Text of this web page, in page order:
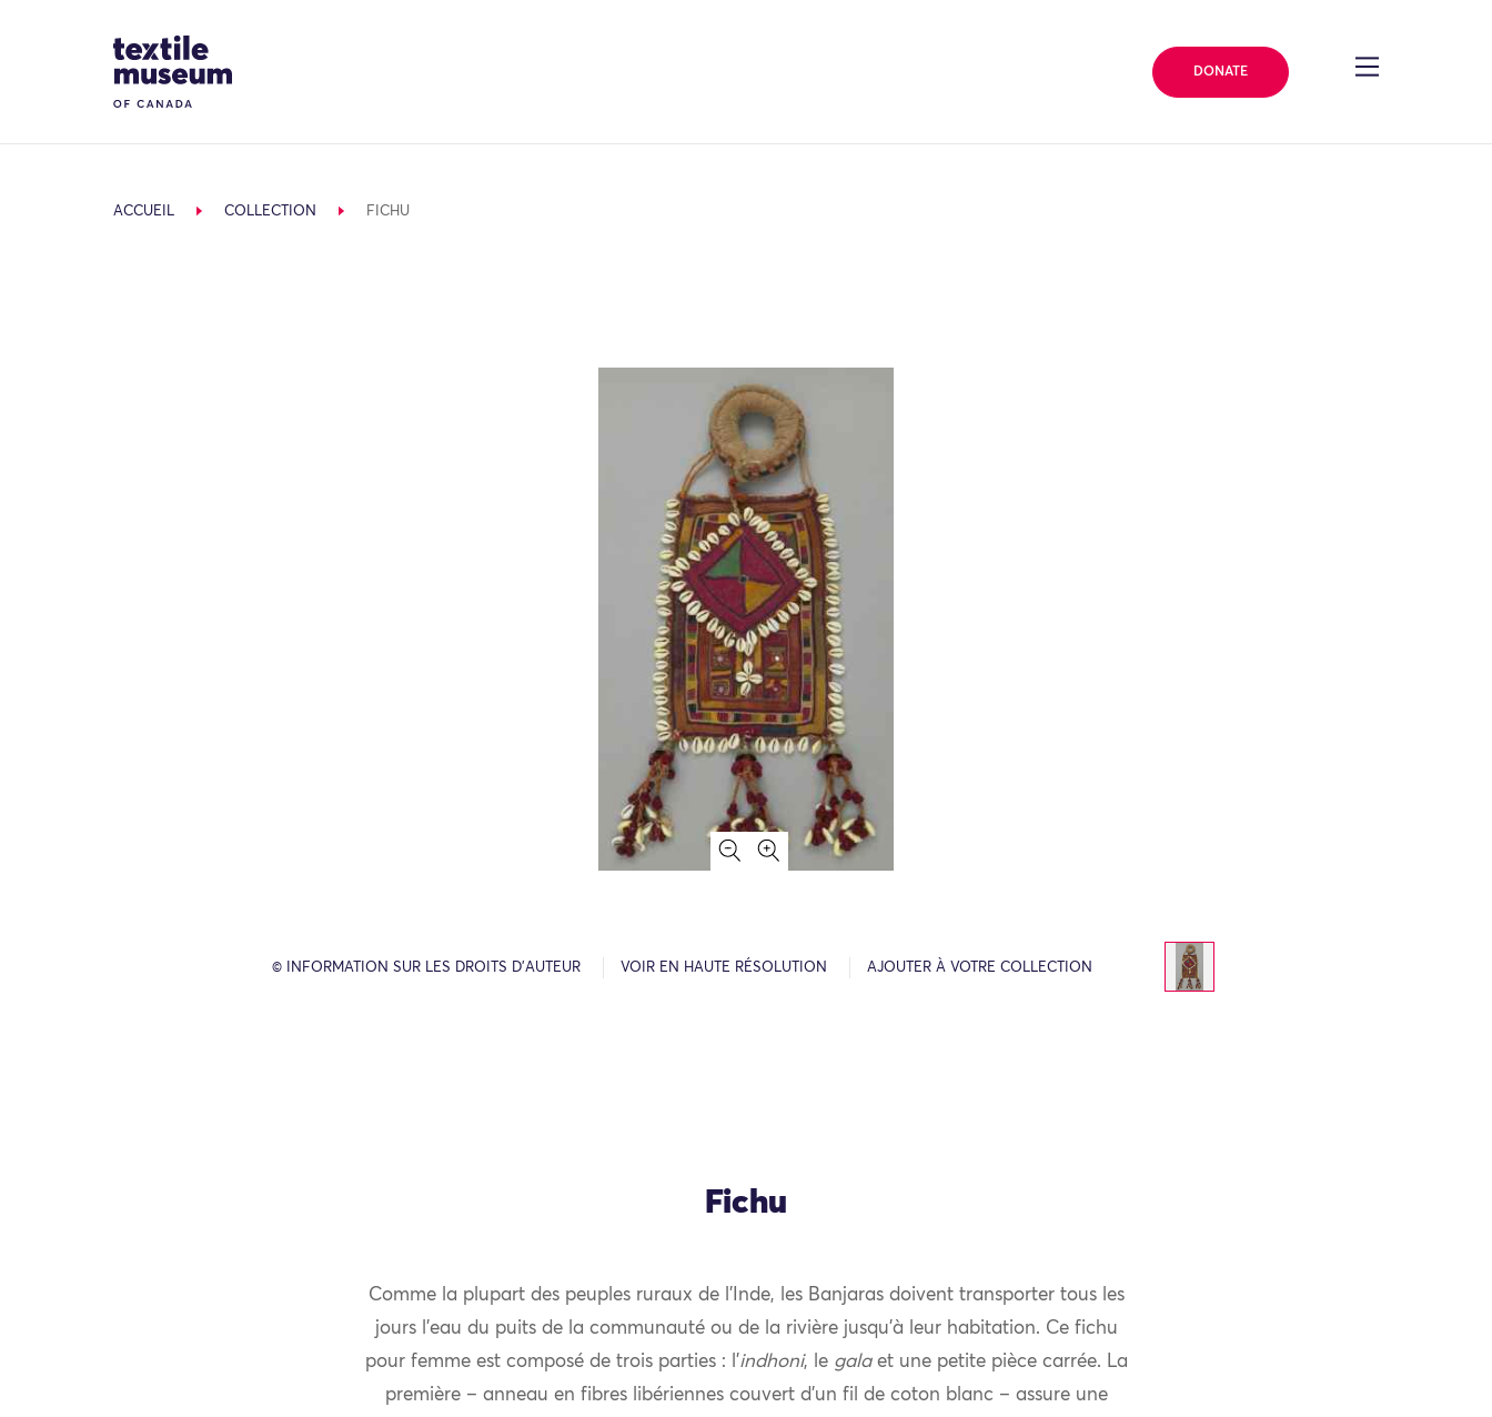
Site Logo
DONATE
ACCUEIL COLLECTION FICHU
© INFORMATION SUR LES DROITS D’AUTEUR VOIR EN HAUTE RÉSOLUTION AJOUTER À VOTRE COLLECTION
Fichu
Comme la plupart des peuples ruraux de l’Inde, les Banjaras doivent transporter tous les
jours l’eau du puits de la communauté ou de la rivière jusqu’à leur habitation. Ce fichu
pour femme est composé de trois parties : l’indhoni, le galaet une petite pièce carrée. La
première – anneau en fibres libériennes couvert d’un fil de coton blanc – assure une